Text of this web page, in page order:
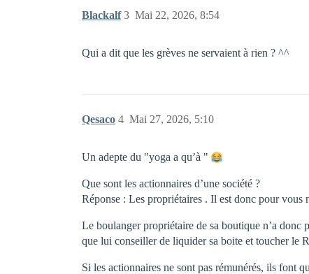
Blackalf Mai 22, 2026, 8:54
3
Qui a dit que les grèves ne servaient à rien ? ^^
Qesaco Mai 27, 2026, 5:10
4
Un adepte du "yoga a qu’à "
Que sont les actionnaires d’une société ?
Réponse : Les propriétaires . Il est donc pour
Le boulanger propriétaire de sa boutique n’a donc
que lui conseiller de liquider sa boite et toucher le
Si les actionnaires ne sont pas rémunérés, ils font